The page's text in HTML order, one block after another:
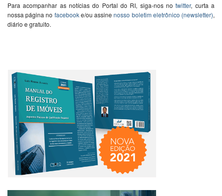
Para acompanhar as notícias do Portal do RI, siga-nos notwitter, curta a
nossa página no facebooke/ou assinenosso boletim eletrônico (newsletter),
diário e gratuito.